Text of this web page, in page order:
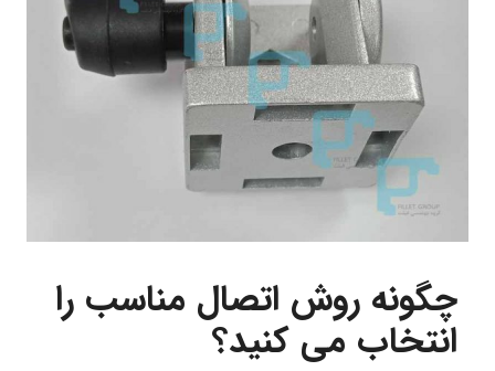
چگونه روش اتصال مناسب را
انتخاب می کنید؟